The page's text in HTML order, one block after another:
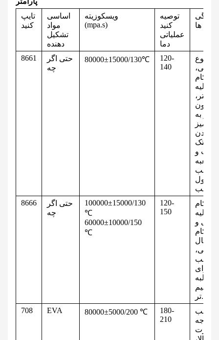
تایپ
کنید
مواد
تشکیل
دهنده
ویسکوزیته
(mpa.s)
توصیه
عملیاتی
دما
ویژگی
ها
8661
حتی اگر
چه
80000±15000/130℃
120-
140
نوع
جهانی،
اولیه
بهتر،
بدون
نیاز به
تمیز
کردن
غلتک
و
جعبه
چسب
طول
8666
حتی اگر
چه
100000±15000/130
℃
60000±10000/150
℃
120-
150
اولیه
عالی و
اتصال
نهایی،
مناسب
برای
نوار لبه
ضخیم
تر.
708
EVA 80000±5000/200 ℃
180-
210
چسب
درجه
حرارت